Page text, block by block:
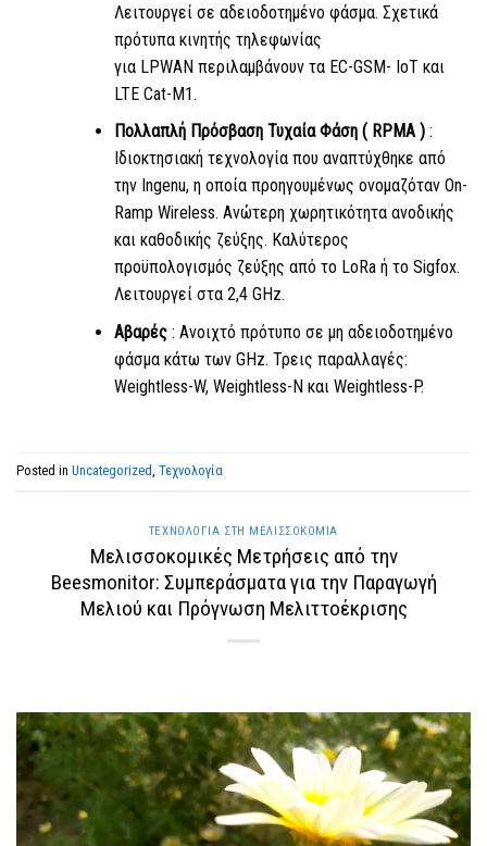
Λειτουργεί σε αδειοδοτημένο φάσμα. Σχετικά
πρότυπα κινητής τηλεφωνίας
για LPWANπεριλαμβάνουν τα EC-GSM- IoTκαι
LTE Cat-M1.
Πολλαπλή Πρόσβαση Τυχαία Φάση ( RPMA):
Ιδιοκτησιακή τεχνολογία που αναπτύχθηκε από
την Ingenu, η οποία προηγουμένως ονομαζόταν On-
Ramp Wireless. Ανώτερη χωρητικότητα ανοδικής
και καθοδικής ζεύξης. Καλύτερος
προϋπολογισμός ζεύξης από το LoRaή το Sigfox.
Λειτουργεί στα 2,4 GHz.
Αβαρές: Ανοιχτό πρότυπο σε μη αδειοδοτημένο
φάσμα κάτω των GHz. Τρεις παραλλαγές:
Weightless-W, Weightless-N και Weightless-P.
Posted in Uncategorized, Τεχνολογία
ΤΕΧΝΟΛΟΓΊΑ ΣΤΗ ΜΕΛΙΣΣΟΚΟΜΊΑ
Μελισσοκομικές Μετρήσεις από την
Beesmonitor: Συμπεράσματα για την Παραγωγή
Μελιού και Πρόγνωση Μελιττοέκρισης